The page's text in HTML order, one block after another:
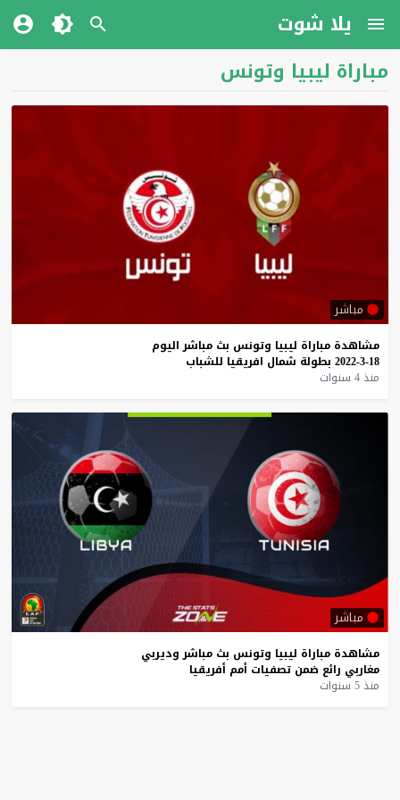
يلا شوت
مباراة ليبيا وتونس
مباشر
مشاهدة مباراة ليبيا وتونس بث مباشر اليوم
18-3-2022
بطولة شمال افريقيا للشباب
منذ 4 سنوات
مباشر
مشاهدة مباراة ليبيا وتونس بث مباشر وديربي
مغاربي رائع ضمن تصفيات أمم أفريقيا
منذ 5 سنوات